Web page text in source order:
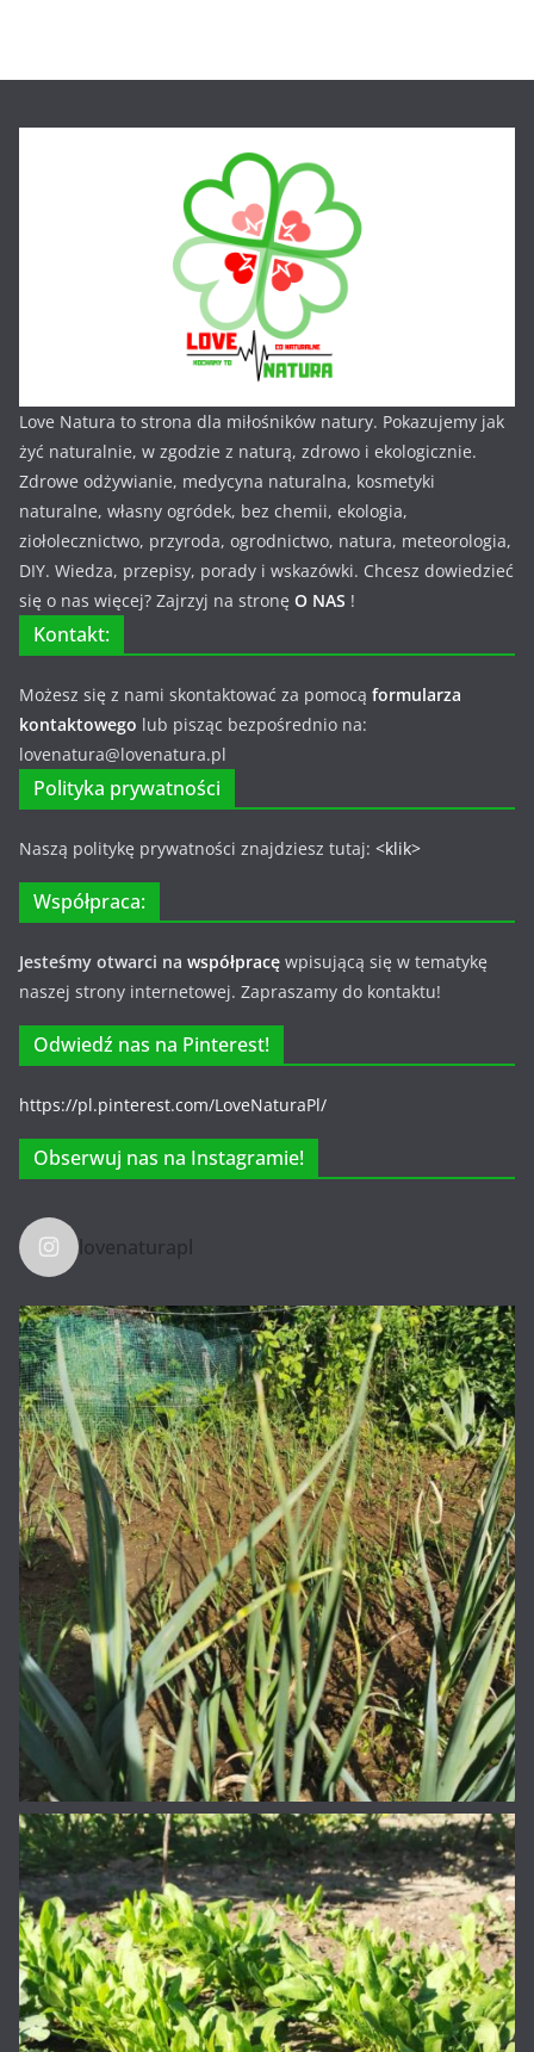
Love Natura to strona dla miłośników natury. Pokazujemy jak
żyć naturalnie, w zgodzie z naturą, zdrowo i ekologicznie.
Zdrowe odżywianie, medycyna naturalna, kosmetyki
naturalne, własny ogródek, bez chemii, ekologia,
ziołolecznictwo, przyroda, ogrodnictwo, natura, meteorologia,
DIY. Wiedza, przepisy, porady i wskazówki. Chcesz dowiedzieć
się o nas więcej? Zajrzyj na stronę O NAS !
Kontakt:
Możesz się z nami skontaktować za pomocą formularza
kontaktowego lub pisząc bezpośrednio na:
lovenatura@lovenatura.pl
Polityka prywatności
Naszą politykę prywatności znajdziesz tutaj: <klik>
Współpraca:
Jesteśmy otwarci na współpracę wpisującą się w tematykę
naszej strony internetowej. Zapraszamy do kontaktu!
Odwiedź nas na Pinterest!
https://pl.pinterest.com/LoveNaturaPl/
Obserwuj nas na Instagramie!
lovenaturapl